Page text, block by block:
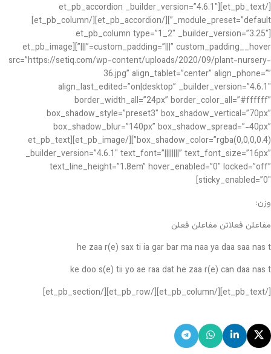
[/et_pb_text][et_pb_accordion _builder_version=”4.6.1″
_module_preset=”default”][/et_pb_accordion][/et_pb_column]
[et_pb_column type=”1_2″ _builder_version=”3.25″
custom_padding=”|||” custom_padding__hover=”|||”][et_pb_image
src=”https://setiq.com/wp-content/uploads/2020/09/plant-nursery-
36.jpg” align_tablet=”center” align_phone=””
align_last_edited=”on|desktop” _builder_version=”4.6.1″
border_width_all=”24px” border_color_all=”#ffffff”
box_shadow_style=”preset3″ box_shadow_vertical=”70px”
box_shadow_blur=”140px” box_shadow_spread=”-40px”
box_shadow_color=”rgba(0,0,0,0.4)”][/et_pb_image][et_pb_text
_builder_version=”4.6.1″ text_font=”||||||||” text_font_size=”16px”
text_line_height=”1.8em” hover_enabled=”0″ locked=”off”
sticky_enabled=”0″]
وزن:
مفاعلن فعلاتن مفاعلن فعلن
he zaa r(e) sax ti ia gar bar ma naa ya daa saa nas t
ke doo s(e) tii yo ae raa dat he zaa r(e) can daa nas t
[/et_pb_text][/et_pb_column][/et_pb_row][/et_pb_section]